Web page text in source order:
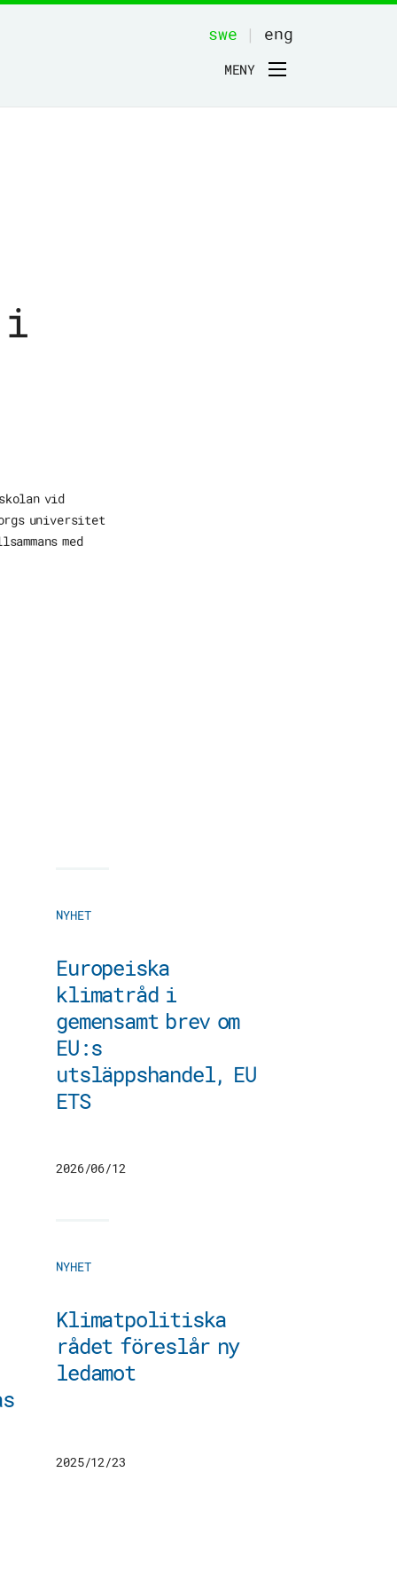
MENY
swe | eng
i
vid
universitet
med
NYHET
Europeiska
klimatråd i
gemensamt brev om
EU:s
utsläppshandel, EU
ETS
2026/06/12
NYHET
Klimatpolitiska
rådet föreslår ny
ledamot
2025/12/23